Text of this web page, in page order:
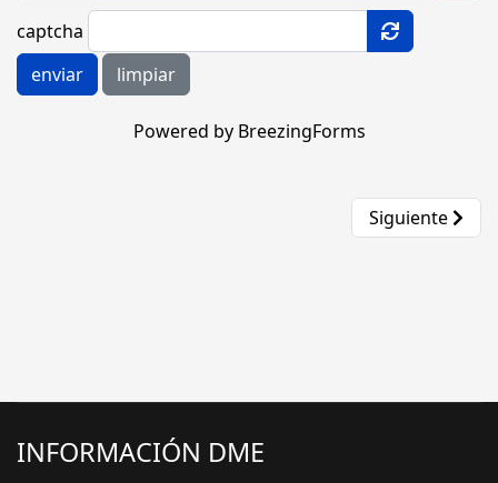
captcha
enviar
limpiar
Powered by BreezingForms
Artículo
Siguiente
INFORMACIÓN DME